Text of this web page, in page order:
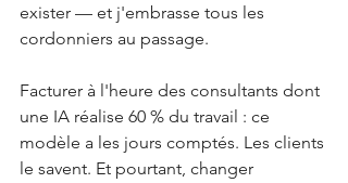
exister — et j'embrasse tous les
cordonniers au passage.
Facturer à l'heure des consultants dont
une IA réalise 60 % du travail : ce
modèle a les jours comptés. Les clients
le savent. Et pourtant, changer